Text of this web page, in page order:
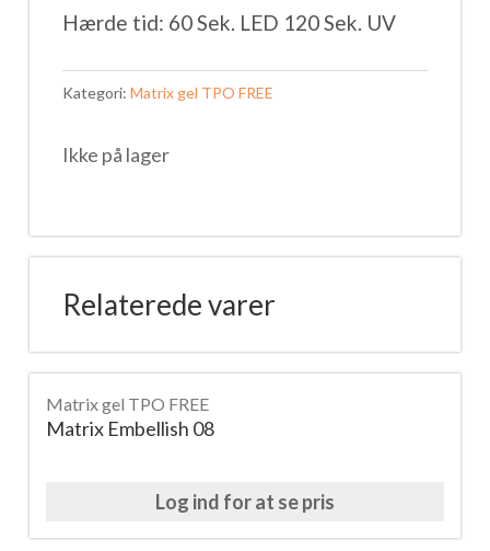
Hærde tid: 60 Sek. LED 120 Sek. UV
Kategori: Matrix gel TPO FREE
Ikke på lager
Relaterede varer
Matrix gel TPO FREE
Matrix Embellish 08
Log ind for at se pris